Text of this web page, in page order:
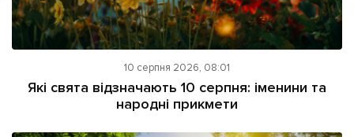
10 серпня 2026, 08:01
Які свята відзначають 10 серпня: іменини та
народні прикмети